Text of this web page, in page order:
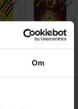
Om
Legg i
Dinosaurs -
Antall på